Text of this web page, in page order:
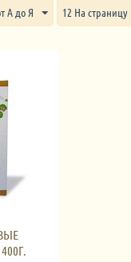
А до Я 12 На страницу